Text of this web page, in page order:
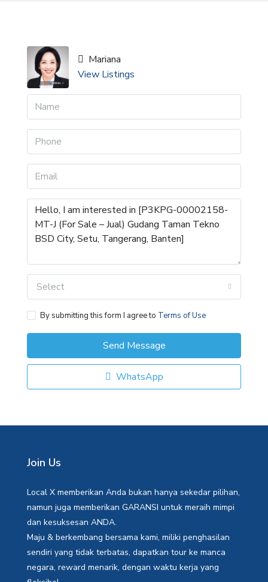
Mariana
View Listings
Select
By submitting this form I agree to Terms of Use
Send Message
WhatsApp
Join Us
Local X memberikan Anda bukan hanya sekedar pilihan,
namun juga memberikan GARANSI untuk meraih mimpi
dan kesuksesan ANDA.
Maju & berkembang bersama kami, miliki penghasilan
sendiri yang tidak terbatas, dapatkan tour ke manca
negara, reward menarik, dengan waktu kerja yang